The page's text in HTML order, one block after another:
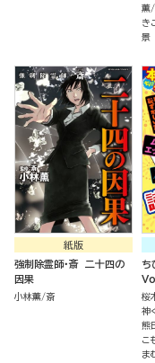
薫
き
景
紙版
強制除霊師・斎 二十四の
因果
小林薫 斎
ち
イ
桜
神
熊
こ
ま